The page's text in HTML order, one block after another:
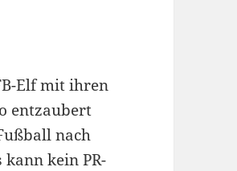
Elf mit ihren
entzaubert
nach
kein PR-